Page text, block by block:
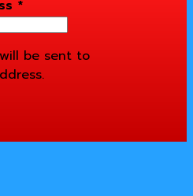
*
be sent to